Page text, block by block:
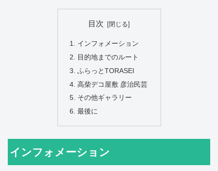
目次
インフォメーション
目的地までのルート
ふらっとTORASEI
高柴デコ屋敷 彦治民芸
その他ギャラリー
最後に
インフォメーション